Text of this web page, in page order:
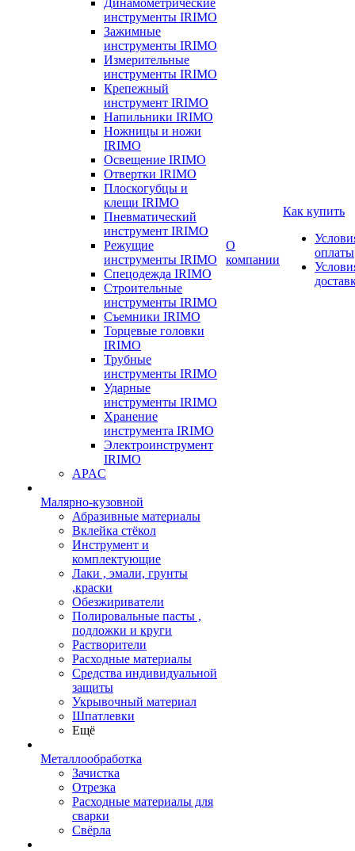
Динамометрические
инструменты IRIMO
Зажимные
инструменты IRIMO
Измерительные
инструменты IRIMO
Крепежный
инструмент IRIMO
Напильники IRIMO
Ножницы и ножи
IRIMO
Освещение IRIMO
Отвертки IRIMO
Плоскогубцы и
клещи IRIMO
Пневматический
инструмент IRIMO
Режущие
инструменты IRIMO
Спецодежда IRIMO
Строительные
инструменты IRIMO
Съемники IRIMO
Торцевые головки
IRIMO
Трубные
инструменты IRIMO
Ударные
инструменты IRIMO
Хранение
инструмента IRIMO
Электроинструмент
IRIMO
APAC
Малярно-кузовной
Абразивные материалы
Вклейка стёкол
Инструмент и
комплектующие
Лаки , эмали, грунты
,краски
Обезжириватели
Полировальные пасты ,
подложки и круги
Растворители
Расходные материалы
Средства индивидуальной
защиты
Укрывочный материал
Шпатлевки
Ещё
Металлообработка
Зачистка
Отрезка
Расходные материалы для
сварки
Свёрла
О
компании
Как купить
оплаты